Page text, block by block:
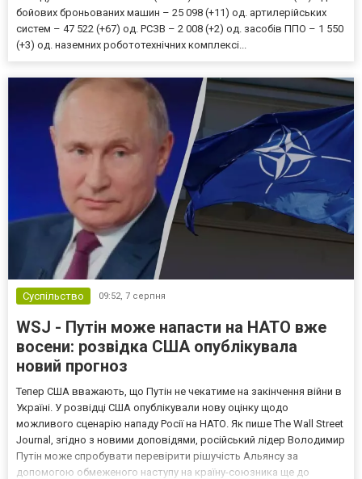
бойових броньованих машин – 25 098 (+11) од. артилерійських
систем – 47 522 (+67) од. РСЗВ – 2 008 (+2) од. засобів ППО – 1 550
(+3) од. наземних робототехнічних комплексі...
Суспільство 09:52, 7 серпня
WSJ - Путін може напасти на НАТО вже
восени: розвідка США опублікувала
новий прогноз
Тепер США вважають, що Путін не чекатиме на закінчення війни в
Україні. У розвідці США опублікували нову оцінку щодо
можливого сценарію нападу Росії на НАТО. Як пише The Wall Street
Journal, згідно з новими доповідями, російський лідер Володимир
Путін може спробувати перевірити рішучість Альянсу за
допомогою обмеженого наступу на країну-союзника ще до